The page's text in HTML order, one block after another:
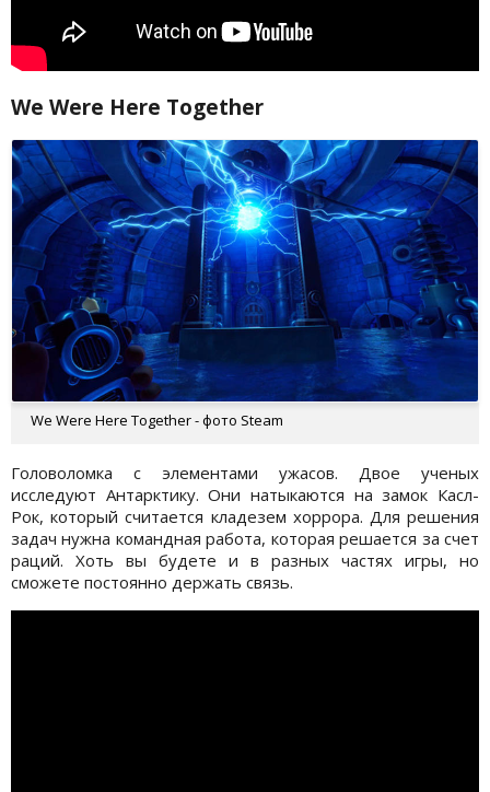
We Were Here Together
We Were Here Together - фото Steam
Головоломка с элементами ужасов. Двое ученых
исследуют Антарктику. Они натыкаются на замок Касл-
Рок, который считается кладезем хоррора. Для решения
задач нужна командная работа, которая решается за счет
раций. Хоть вы будете и в разных частях игры, но
сможете постоянно держать связь.